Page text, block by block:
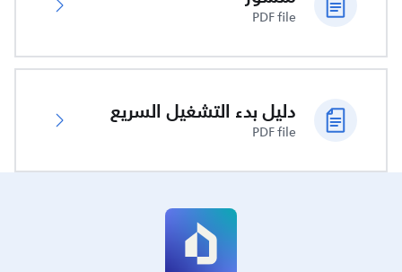
PDF file
دليل بدء التشغيل السريع
PDF file